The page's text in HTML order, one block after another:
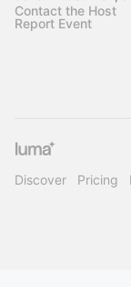
Contact the Host
Report Event
Discover Pricing